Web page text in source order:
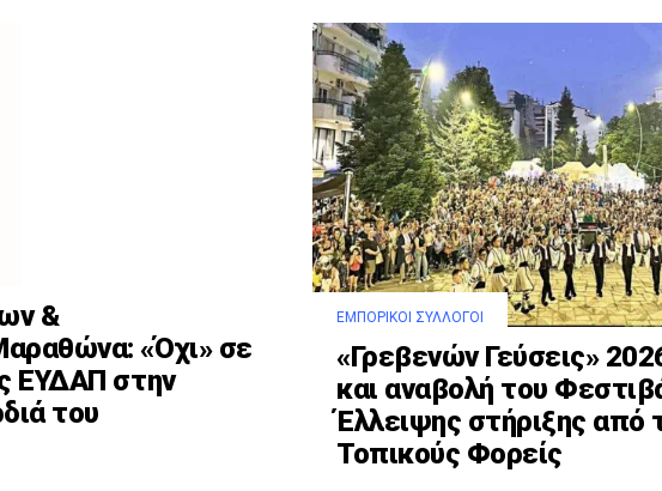
&
«Όχι» σε
ΕΥΔΑΠ στην
του
ΕΜΠΟΡΙΚΟΊ ΣΎΛΛΟΓΟΙ
«Γρεβενών Γεύσεις»
και αναβολή του
Έλλειψης στήριξης από
Τοπικούς Φορείς